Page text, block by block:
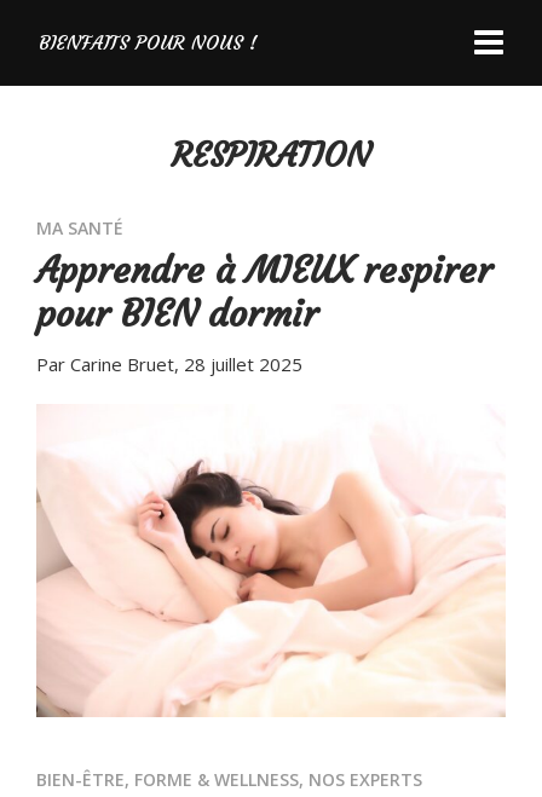
BIENFAITS POUR NOUS !
RESPIRATION
MA SANTÉ
Apprendre à MIEUX respirer
pour BIEN dormir
Par Carine Bruet, 28 juillet 2025
BIEN-ÊTRE, FORME & WELLNESS, NOS EXPERTS